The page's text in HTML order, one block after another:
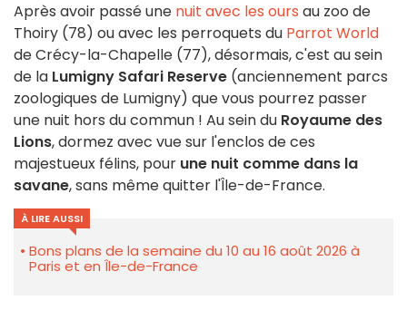
Après avoir passé une nuit avec les ours au zoo de
Thoiry (78) ou avec les perroquets du Parrot World
de Crécy-la-Chapelle (77), désormais, c'est au sein
de la Lumigny Safari Reserve (anciennement parcs
zoologiques de Lumigny) que vous pourrez passer
une nuit hors du commun ! Au sein du Royaume des
Lions, dormez avec vue sur l'enclos de ces
majestueux félins, pour une nuit comme dans la
savane, sans même quitter l'Île-de-France.
À LIRE AUSSI
Bons plans de la semaine du 10 au 16 août 2026 à
Paris et en Île-de-France